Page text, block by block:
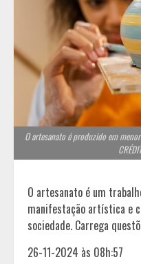
O artesanato é produzido em
O artesanato é um
manifestação artística e
sociedade. Carrega
26-11-2024 às 08h:57